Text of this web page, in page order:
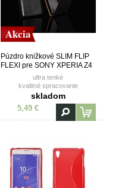
Akcia
Púzdro knižkové SLIM FLIP
FLEXI pre SONY XPERIA Z4
ultra tenké
kvalitné spracovanie
vanička z TPU (termoplastický
polyuretán)
skladom
5,49 €